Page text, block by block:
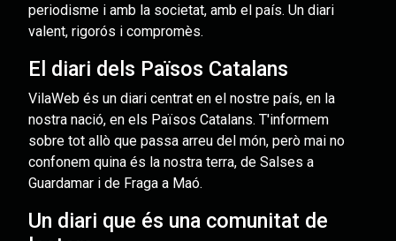
periodisme i amb la societat, amb el país. Un diari
valent, rigorós i compromès.
El diari dels Països Catalans
VilaWeb és un diari centrat en el nostre país, en la
nostra nació, en els Països Catalans. T'informem
sobre tot allò que passa arreu del món, però mai no
confonem quina és la nostra terra, de Salses a
Guardamar i de Fraga a Maó.
Un diari que és una comunitat de